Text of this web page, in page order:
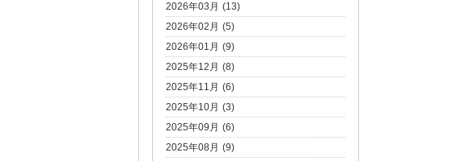
2026年03月 (13)
2026年02月 (5)
2026年01月 (9)
2025年12月 (8)
2025年11月 (6)
2025年10月 (3)
2025年09月 (6)
2025年08月 (9)